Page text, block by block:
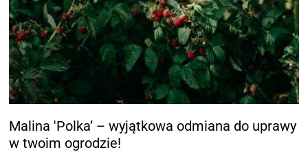
Malina 'Polka’ – wyjątkowa odmiana do uprawy
w twoim ogrodzie!